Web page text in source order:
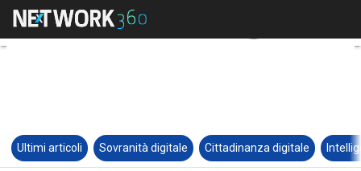
Ultimi articoli Sovranità digitale Cittadinanza digitale